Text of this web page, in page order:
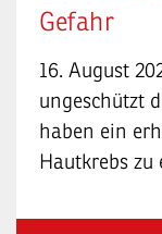
Gefahr
16. August
ungeschützt
haben ein
Hautkrebs zu